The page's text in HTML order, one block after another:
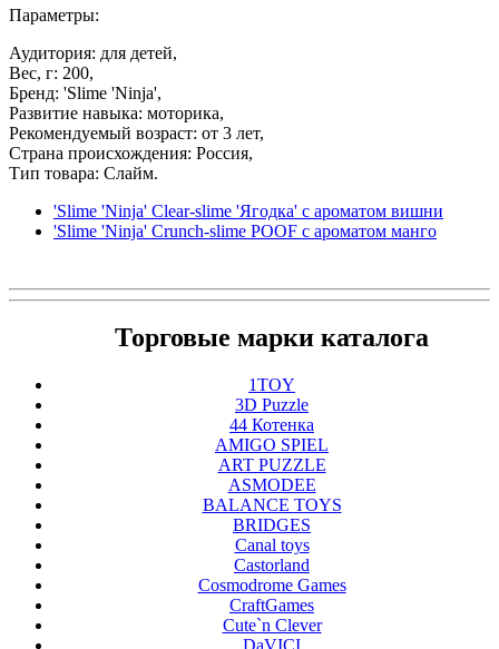
Параметры:
Аудитория: для детей,
Вес, г: 200,
Бренд: 'Slime 'Ninja',
Развитие навыка: моторика,
Рекомендуемый возраст: от 3 лет,
Страна происхождения: Россия,
Тип товара: Слайм.
'Slime 'Ninja' Clear-slime 'Ягодка' с ароматом вишни
'Slime 'Ninja' Crunch-slime POOF с ароматом манго
Торговые марки каталога
1TOY
3D Puzzle
44 Котенка
AMIGO SPIEL
ART PUZZLE
ASMODEE
BALANCE TOYS
BRIDGES
Canal toys
Castorland
Cosmodrome Games
CraftGames
Cute`n Clever